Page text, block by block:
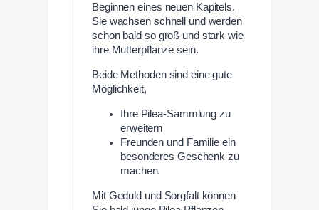
Beginnen eines neuen Kapitels.
Sie wachsen schnell und werden
schon bald so groß und stark wie
ihre Mutterpflanze sein.
Beide Methoden sind eine gute
Möglichkeit,
Ihre Pilea-Sammlung zu
erweitern
Freunden und Familie ein
besonderes Geschenk zu
machen.
Mit Geduld und Sorgfalt können